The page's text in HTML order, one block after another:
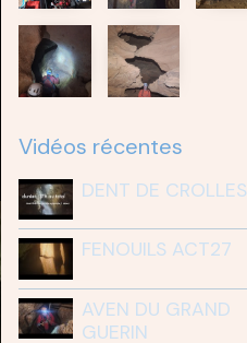
Vidéos récentes
DENT DE CROLLES
FENOUILS ACT27
AVEN DU GRAND
GUERIN